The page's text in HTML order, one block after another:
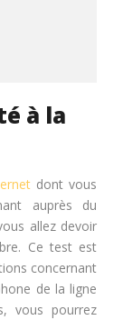
à la
dont vous
auprès du
allez devoir
Ce test est
concernant
de la ligne
vous pourrez